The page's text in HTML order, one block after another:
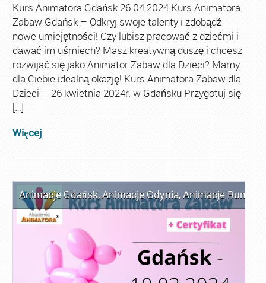
Kurs Animatora Gdańsk 26.04.2024 Kurs Animatora
Zabaw Gdańsk – Odkryj swoje talenty i zdobądź
nowe umiejętności! Czy lubisz pracować z dziećmi i
dawać im uśmiech? Masz kreatywną duszę i chcesz
rozwijać się jako Animator Zabaw dla Dzieci? Mamy
dla Ciebie idealną okazję! Kurs Animatora Zabaw dla
Dzieci – 26 kwietnia 2024r. w Gdańsku Przygotuj się
[…]
Więcej
Animacje Gdańsk,Animacje Gdynia,Animacje Rumia